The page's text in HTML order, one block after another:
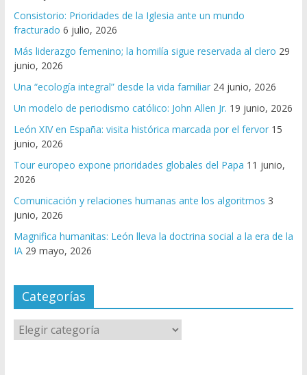
Consistorio: Prioridades de la Iglesia ante un mundo
fracturado 6 julio, 2026
Más liderazgo femenino; la homilía sigue reservada al clero 29
junio, 2026
Una “ecología integral” desde la vida familiar 24 junio, 2026
Un modelo de periodismo católico: John Allen Jr. 19 junio, 2026
León XIV en España: visita histórica marcada por el fervor 15
junio, 2026
Tour europeo expone prioridades globales del Papa 11 junio,
2026
Comunicación y relaciones humanas ante los algoritmos 3
junio, 2026
Magnifica humanitas: León lleva la doctrina social a la era de la
IA 29 mayo, 2026
Categorías